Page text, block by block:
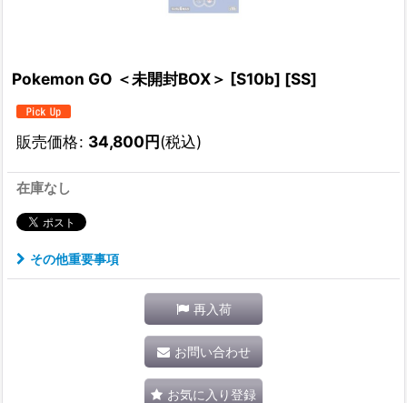
Pokemon GO ＜未開封BOX＞ [S10b] [SS]
販売価格: 34,800円(税込)
在庫なし
その他重要事項
再入荷
お問い合わせ
お気に入り登録